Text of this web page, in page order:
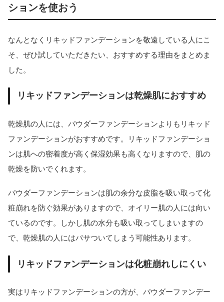
ションを使おう
なんとなくリキッドファンデーションを敬遠している人にこ
そ、ぜひ試していただきたい、おすすめする理由をまとめま
した。
リキッドファンデーションは乾燥肌におすすめ
乾燥肌の人には、パウダーファンデーションよりもリキッド
ファンデーションがおすすめです。リキッドファンデーショ
ンは肌への密着度が高く保湿効果も高くなりますので、肌の
乾燥を防いでくれます。
パウダーファンデーションは肌の余分な皮脂を吸い取って化
粧崩れを防ぐ効果がありますので、オイリー肌の人には向い
ているのです。しかし肌の水分も吸い取ってしまいますの
で、乾燥肌の人にはパサついてしまう可能性あります。
リキッドファンデーションは化粧崩れしにくい
実はリキッドファンデーションの方が、パウダーファンデー